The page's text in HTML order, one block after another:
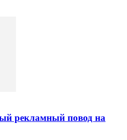
рекламный повод на